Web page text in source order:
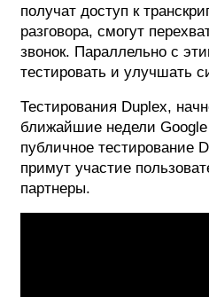
получат доступ к
разговора, смогут
звонок. Параллельно с
тестировать и улучшать
Тестирования Duplex,
ближайшие недели Google
публичное
примут участие
партнеры.